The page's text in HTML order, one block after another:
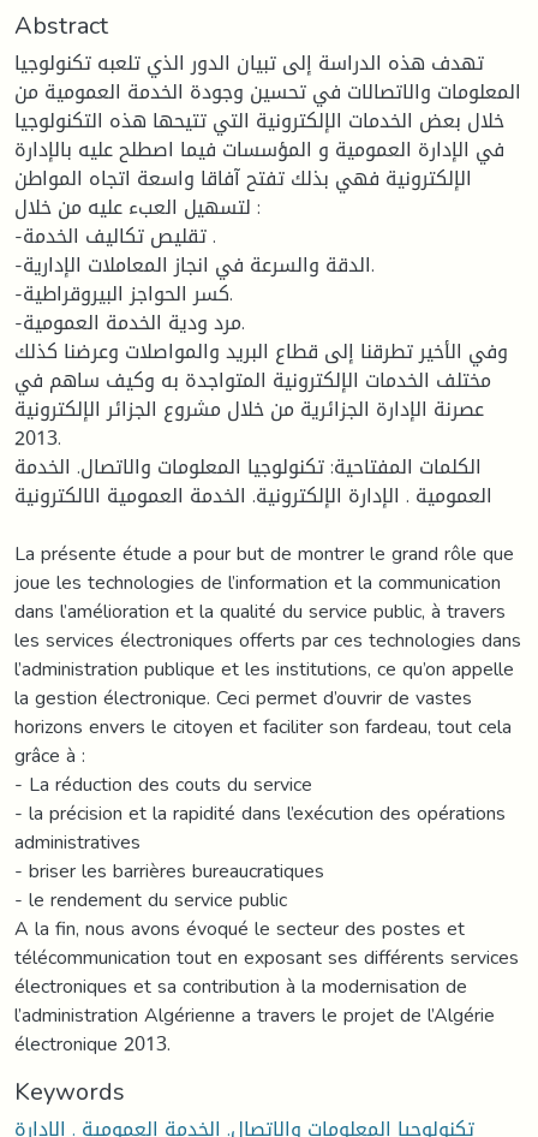
Abstract
تهدف هذه الدراسة إلى تبيان الدور الذي تلعبه تكنولوجيا
المعلومات والاتصالات في تحسين وجودة الخدمة العمومية من
خلال بعض الخدمات الإلكترونية التي تتيحها هذه التكنولوجيا
في الإدارة العمومية و المؤسسات فيما اصطلح عليه بالإدارة
الإلكترونية فهي بذلك تفتح آفاقا واسعة اتجاه المواطن
لتسهيل العبء عليه من خلال :
-تقليص تكاليف الخدمة .
-الدقة والسرعة في انجاز المعاملات الإدارية.
-كسر الحواجز البيروقراطية.
-مرد ودية الخدمة العمومية.
وفي الأخير تطرقنا إلى قطاع البريد والمواصلات وعرضنا كذلك
مختلف الخدمات الإلكترونية المتواجدة به وكيف ساهم في
عصرنة الإدارة الجزائرية من خلال مشروع الجزائر الإلكترونية
2013.
الكلمات المفتاحية: تكنولوجيا المعلومات والاتصال. الخدمة
العمومية . الإدارة الإلكترونية. الخدمة العمومية الالكترونية
La présente étude a pour but de montrer le grand rôle que
joue les technologies de l’information et la communication
dans l’amélioration et la qualité du service public, à travers
les services électroniques offerts par ces technologies dans
l’administration publique et les institutions, ce qu’on appelle
la gestion électronique. Ceci permet d’ouvrir de vastes
horizons envers le citoyen et faciliter son fardeau, tout cela
grâce à :
- La réduction des couts du service
- la précision et la rapidité dans l’exécution des opérations
administratives
- briser les barrières bureaucratiques
- le rendement du service public
A la fin, nous avons évoqué le secteur des postes et
télécommunication tout en exposant ses différents services
électroniques et sa contribution à la modernisation de
l’administration Algérienne a travers le projet de l’Algérie
électronique 2013.
Keywords
تكنولوجيا المعلومات والاتصال. الخدمة العمومية . الإدارة